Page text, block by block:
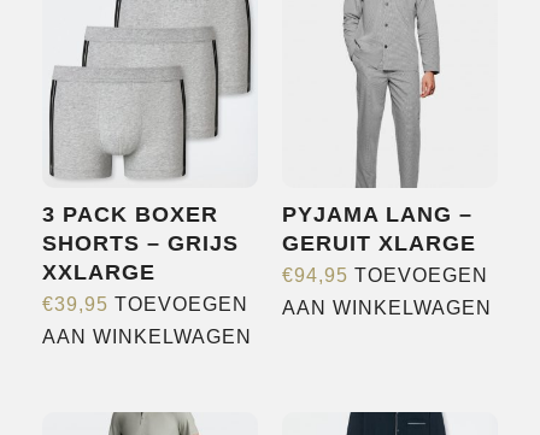
NIEUWS
CONTACT
3 PACK BOXER
SHORTS – GRIJS
XXLARGE
€39,95 TOEVOEGEN
AAN WINKELWAGEN
PYJAMA LANG –
GERUIT XLARGE
€94,95 TOEVOEGEN
AAN WINKELWAGEN